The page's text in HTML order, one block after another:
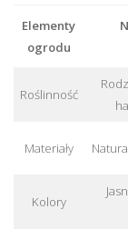
Elementy
ogrodu
Roślinność
Materiały
Kolory